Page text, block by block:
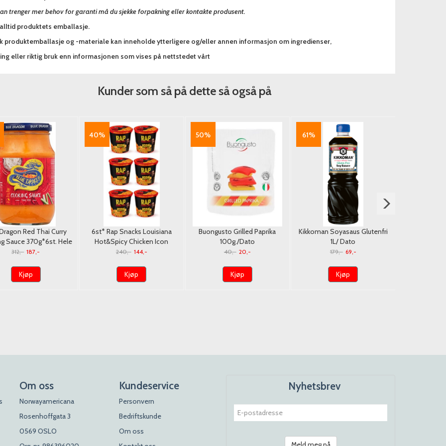
trenger mer behov for garanti må du sjekke forpakning eller kontakte produsent.
produktets emballasje.
produktemballasje og -materiale kan inneholde ytterligere og/eller annen informasjon om ingredienser,
eller riktig bruk enn informasjonen som vises på nettstedet vårt
Kunder som så på dette så også på
Red Thai Curry
Sauce 370g*6st. Hele
Eske/Dato
312,- 187,-
Kjøp
40%
6st* Rap Snacks Louisiana
Hot&Spicy Chicken Icon
Ramen Noodles 6
240,- 144,-
Kjøp
50%
Buongusto Grilled Paprika
100g./Dato
40,- 20,-
Kjøp
61%
Kikkoman Soyasaus Glutenfri
1L/ Dato
179,- 69,-
Kjøp
Om oss
Norwayamericana
Rosenhoffgata 3
0569 OSLO
Kundeservice
Personvern
Bedriftskunde
Om oss
Nyhetsbrev